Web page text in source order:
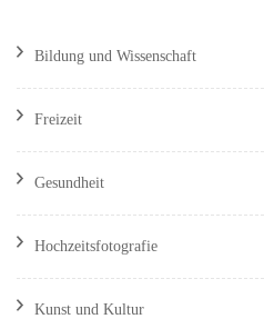
Bildung und Wissenschaft
Freizeit
Gesundheit
Hochzeitsfotografie
Kunst und Kultur